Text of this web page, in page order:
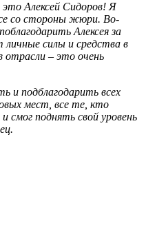
Алексей Сидоров! Я
со стороны жюри. Во-
Алексея за
личные силы и средства в
отрасли – это очень
и подблагодарить всех
мест, все те, кто
смог поднять свой уровень